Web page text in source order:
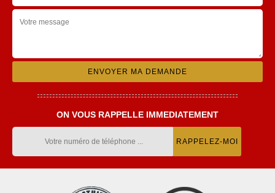
ON VOUS RAPPELLE IMMEDIATEMENT